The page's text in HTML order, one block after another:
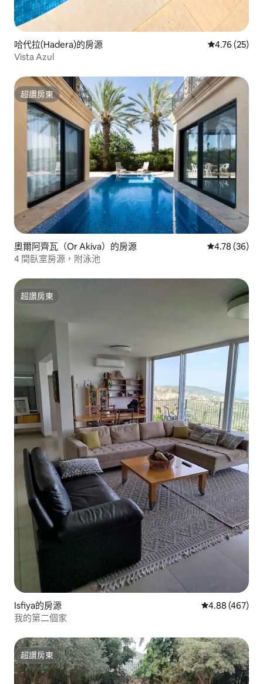
哈代拉(Hadera)的房源 從 25 則評價
4.76 (25)
Vista Azul
超讚房東
超讚房東
奧爾阿齊瓦（Or Akiva）的房源 從 36 則評價
4.78 (36)
4 間臥室房源，附泳池
超讚房東
超讚房東
Isfiya的房源 從 467 則評價
4.88 (467)
我的第二個家
超讚房東
超讚房東